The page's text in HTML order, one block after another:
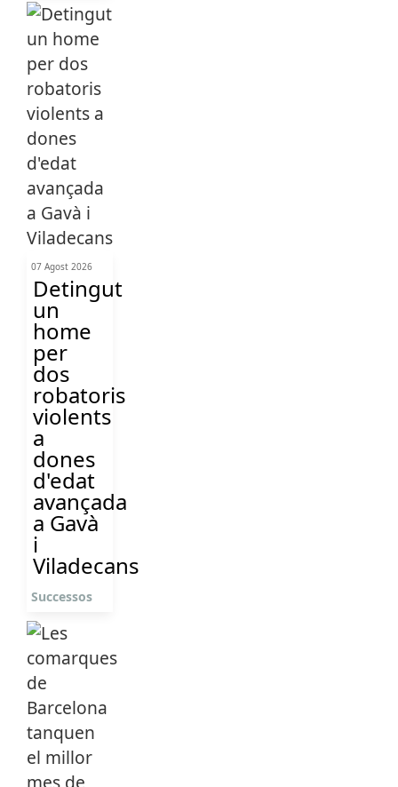
07 Agost 2026
Detingut
un
home
per
dos
robatoris
violents
a
dones
d'edat
avançada
a Gavà
i
Viladecans
Successos